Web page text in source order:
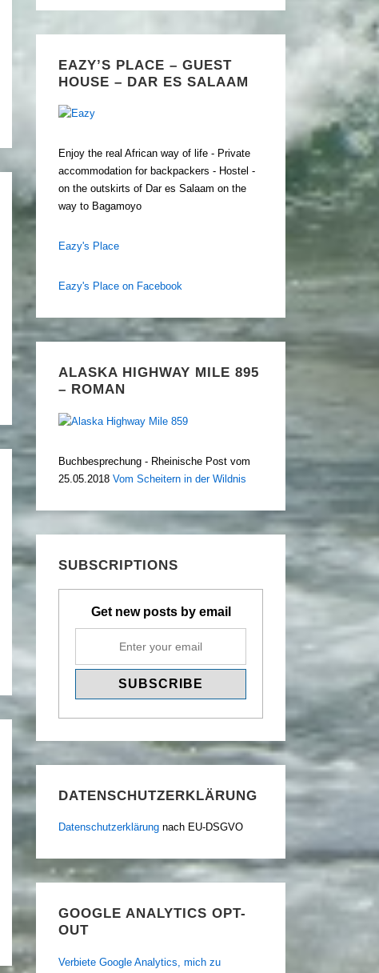
EAZY’S PLACE – GUEST
HOUSE – DAR ES SALAAM
Enjoy the real African way of life - Private
accommodation for backpackers - Hostel -
on the outskirts of Dar es Salaam on the
way to Bagamoyo
Eazy's Place
Eazy's Place on Facebook
ALASKA HIGHWAY MILE 895
– ROMAN
Buchbesprechung - Rheinische Post vom
25.05.2018 Vom Scheitern in der Wildnis
SUBSCRIPTIONS
Get new posts by email
DATENSCHUTZERKLÄRUNG
Datenschutzerklärung nach EU-DSGVO
GOOGLE ANALYTICS OPT-
OUT
Verbiete Google Analytics, mich zu